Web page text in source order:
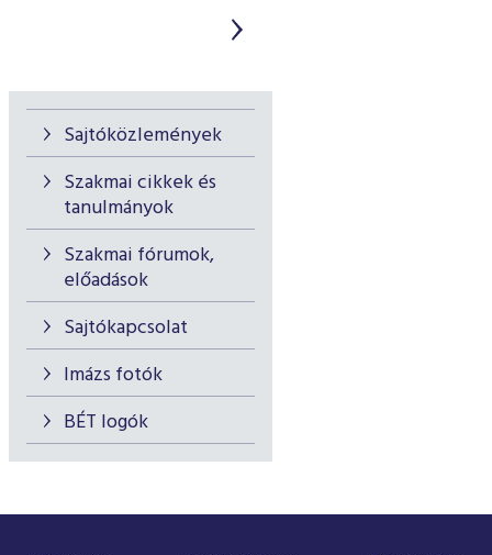
Sajtóközlemények
Szakmai cikkek és
tanulmányok
Szakmai fórumok,
előadások
Sajtókapcsolat
Imázs fotók
BÉT logók